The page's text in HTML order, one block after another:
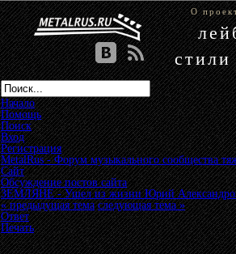
О
стили
Начало
Помощь
Поиск
Вход
Регистрация
MetalRus - Форум музыкального сообщества
Сайт»
Обсуждение постов сайта»
ЗЕМЛЯНЕ - Ушел из жизни Юрий
« предыдущая тема следующая тема »
Ответ
Печать